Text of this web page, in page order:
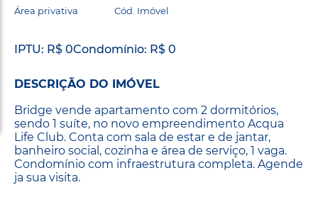
Área privativa Cód. Imóvel
IPTU: R$ 0Condomínio: R$ 0
DESCRIÇÃO DO IMÓVEL
Bridge vende apartamento com 2 dormitórios,
sendo 1 suíte, no novo empreendimento Acqua
Life Club. Conta com sala de estar e de jantar,
banheiro social, cozinha e área de serviço, 1 vaga.
Condomínio com infraestrutura completa. Agende
ja sua visita.